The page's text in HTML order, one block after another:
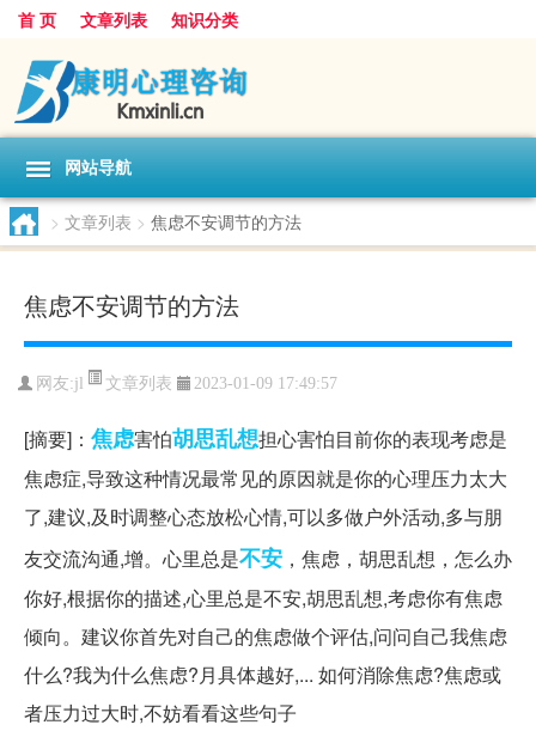
首 页 文章列表 知识分类
网站导航
> 文章列表 > 焦虑不安调节的方法
焦虑不安调节的方法
网友:jl 文章列表 2023-01-09 17:49:57
[摘要]： 焦虑害怕胡思乱想担心害怕目前你的表现考虑是
焦虑症,导致这种情况最常见的原因就是你的心理压力太大
了,建议,及时调整心态放松心情,可以多做户外活动,多与朋
友交流沟通,增。心里总是不安 ，焦虑，胡思乱想，怎么办
你好,根据你的描述,心里总是不安,胡思乱想,考虑你有焦虑
倾向。建议你首先对自己的焦虑做个评估,问问自己我焦虑
什么?我为什么焦虑?月具体越好,... 如何消除焦虑?焦虑或
者压力过大时,不妨看看这些句子